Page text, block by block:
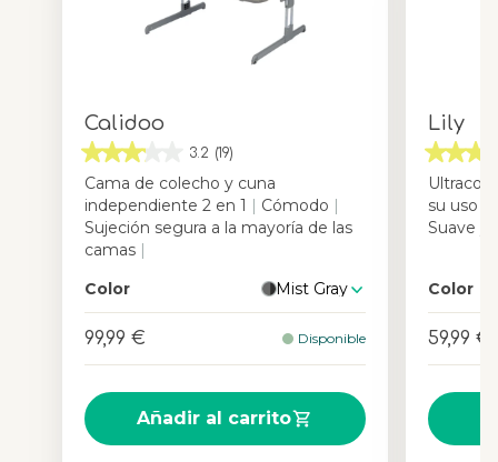
Calidoo
3.2 (19)
Cama de colecho y cuna
independiente 2 en 1 | Cómodo |
Sujeción segura a la mayoría de las
camas |
Color
Mist Gray
99,99 € Disponible
Añadir al carrito
Lily
su uso
Suave y
Color
59,99 €